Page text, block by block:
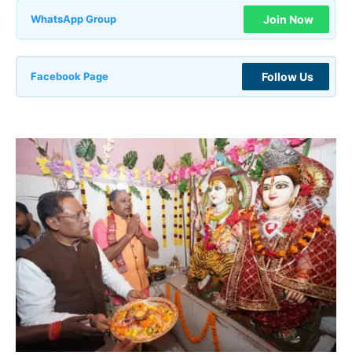
WhatsApp Group Join Now
Facebook Page Follow Us